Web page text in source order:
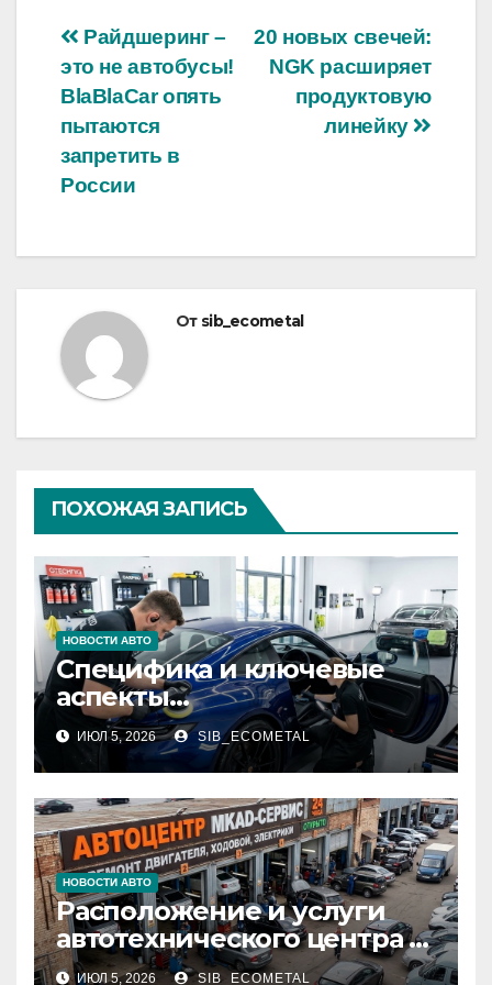
Навигация
по
записям
20 новых свечей:
NGK расширяет
продуктовую
линейку
Райдшеринг –
это не автобусы!
BlaBlaCar опять
пытаются
запретить в
России
От sib_ecometal
ПОХОЖАЯ ЗАПИСЬ
НОВОСТИ АВТО
Специфика и ключевые
аспекты
профессионального
детейлинга кузова и
салона
ИЮЛ 5, 2026 SIB_ECOMETAL
НОВОСТИ АВТО
Расположение и услуги
автотехнического центра в
районе 84-го километра
ИЮЛ 5, 2026 SIB_ECOMETAL